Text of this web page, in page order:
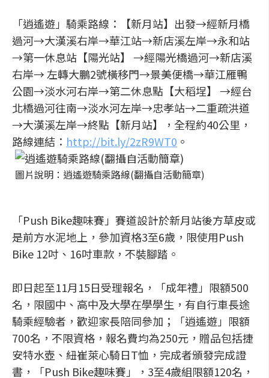
「逍遙遊」騎乘路線：【新月站】出發→經新月橋
過河→大漢溪右岸→華江站→新店溪左岸→永和站
→第一休息站【陽光站】 →經陽光橋過河→新店溪
右岸→ 左轉大鵬2號橫移門→景美便橋→華江雁鴨
公園→淡水河右岸→第二休息點【大稻埕】 →經台
北橋過河往南→淡水河左岸→忠孝站→二重疏洪道
→大漢溪左岸→終點【新月站】，全程約40公里，
路線連結： http://bit.ly/2zR9WT0 。
圖片說明：逍遙遊騎乘路線(翻攝自活動簡章)
「Push Bike趣味賽」賽道設計於新月站後方草皮或
是前方水泥地上，參加資格3至6歲，限使用Push
Bike 12吋、16吋車款，不裝腳踏。
即日起至11月15日受理報名，「成年禮」限額500
名，限國中、高中及大學在學學生，有自行車長途
騎乘經驗者，歡迎家長陪同參加；「逍遙遊」限額
700名，不限資格，報名費均為250元，贈品包括捷
安特水壺、紐崔萊心騎日T恤，完成者頒發完成證
書，「Push Bike趣味賽」，3至4歲組限額120名，